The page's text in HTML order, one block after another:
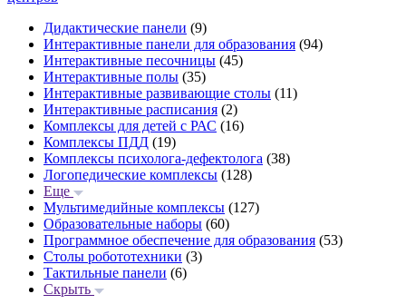
Дидактические панели (9)
Интерактивные панели для образования (94)
Интерактивные песочницы (45)
Интерактивные полы (35)
Интерактивные развивающие столы (11)
Интерактивные расписания (2)
Комплексы для детей с РАС (16)
Комплексы ПДД (19)
Комплексы психолога-дефектолога (38)
Логопедические комплексы (128)
Еще
Мультимедийные комплексы (127)
Образовательные наборы (60)
Программное обеспечение для образования (53)
Столы робототехники (3)
Тактильные панели (6)
Скрыть